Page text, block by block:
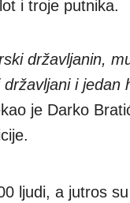
i troje putnika.
državljanin,
i jedan
je Darko
ljudi, a jutros